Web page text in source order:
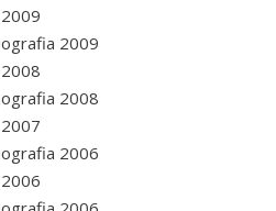
2009
2008
2006